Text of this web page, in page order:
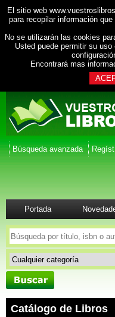
El sitio web
para recopilar información
No se utilizarán las cookies
Usted puede permitir su
Encontrará mas
Búsqueda avanzada
Portada
Catálogo de Libros